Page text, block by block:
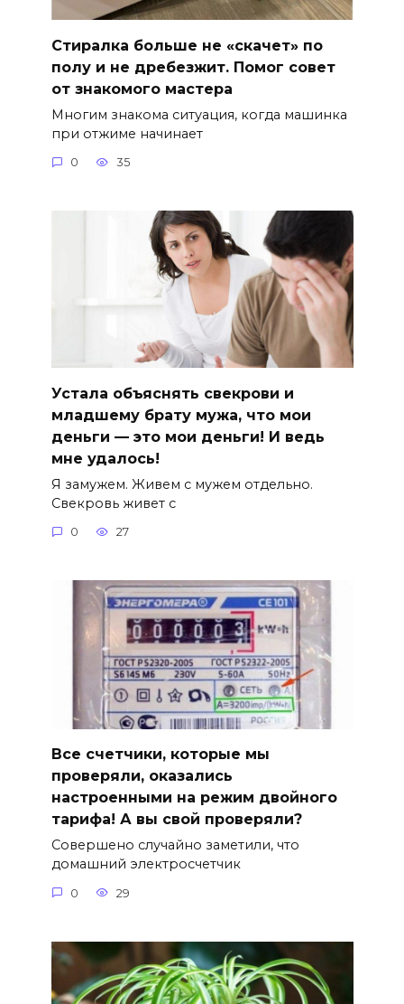
Стиралка больше не «скачет» по
полу и не дребезжит. Помог совет
от знакомого мастера
Многим знакома ситуация, когда машинка
при отжиме начинает
0 35
Устала объяснять свекрови и
младшему брату мужа, что мои
деньги — это мои деньги! И ведь
мне удалось!
Я замужем. Живем с мужем отдельно.
Свекровь живет с
0 27
Все счетчики, которые мы
проверяли, оказались
настроенными на режим двойного
тарифа! А вы свой проверяли?
Совершено случайно заметили, что
домашний электросчетчик
0 29